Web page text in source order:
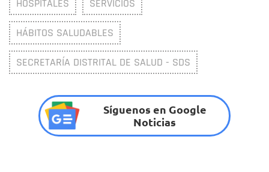
HOSPITALES SERVICIOS
HÁBITOS SALUDABLES
SECRETARÍA DISTRITAL DE SALUD - SDS
Síguenos en Google
Noticias